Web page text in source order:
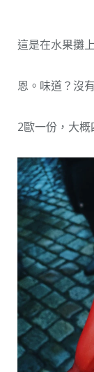
這是在水果攤
恩。味道？沒
2歐一份，大